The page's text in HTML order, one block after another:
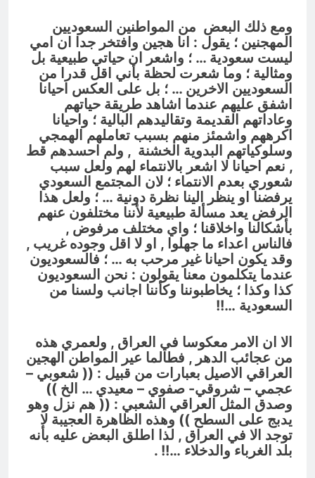
ومع ذلك البعض من المواطنين السعوديين
المهجنين ؛ يقول : انا هجين وافتخر جدا ان امي
ليست سعودية … ؛ واشعر ان حياتي طبيعية بل
ومثالية ؛ وما شعرت لحظة بأني اقل قدرا من
السعوديين الاخرين … ؛ بل على العكس احيانا
اشفق عليهم عندما اشاهد طريقة حياتهم
وعاداتهم القديمة وتقاليدهم البالية ؛ واحيانا
اكرههم واشمئز منهم بسبب تعاملهم الهمجي
وسلوكياتهم البدوية الخشنة , ولم احسدهم قط
, نعم احيانا لا اشعر بالانتماء لهم ولعل سبب
شعوري بعدم الانتماء ؛ لان المجتمع السعودي
يرفضنا او ينظر الينا نظرة دونية … ؛ ولعل هذا
الرفض يعد مسألة طبيعية لأننا مختلفون عنهم
بأشكالنا واخلاقنا ؛ واي مختلف مرفوض ,
فالناس اعداء ما جهلوا , او لا اقل وجوده غريب ,
وقد يكون احيانا غير مرحب به … ؛ فالسعوديون
عندما يتكلمون معنا يقولون : نحن السعوديون
كذا وكذا ؛ يخاطبوننا وكأننا اجانب ولسنا من
السعودية …!!
الا ان الامر معكوسا في العراق , ولعمري هذه
من عجائب الدهر , فطالما عير المواطن الهجين
العراقي الاصيل بعبارات من قبيل : (( شعوبي –
عجمي – شروقي- صفوي – معيدي … الخ ))
وصدق المثل العراقي الشعبي : (( هم نزل وهو
يدبج على السطح )) وهذه الظاهرة العجيبة لا
توجد الا في العراق , لذا اطلق البعض عليه بأنه
بلد الغرباء والدخلاء …!! .